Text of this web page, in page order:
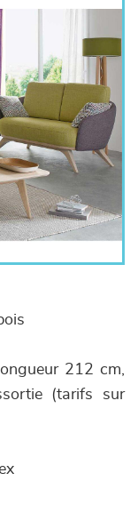
212 cm,
(tarifs sur